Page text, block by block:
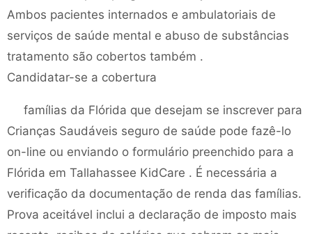
Ambos pacientes internados e ambulatoriais de
serviços de saúde mental e abuso de substâncias
tratamento são cobertos também .
Candidatar-se a cobertura
famílias da Flórida que desejam se inscrever para
Crianças Saudáveis ​​seguro de saúde pode fazê-lo
on-line ou enviando o formulário preenchido para a
Flórida em Tallahassee KidCare . É necessária a
verificação da documentação de renda das famílias.
Prova aceitável inclui a declaração de imposto mais